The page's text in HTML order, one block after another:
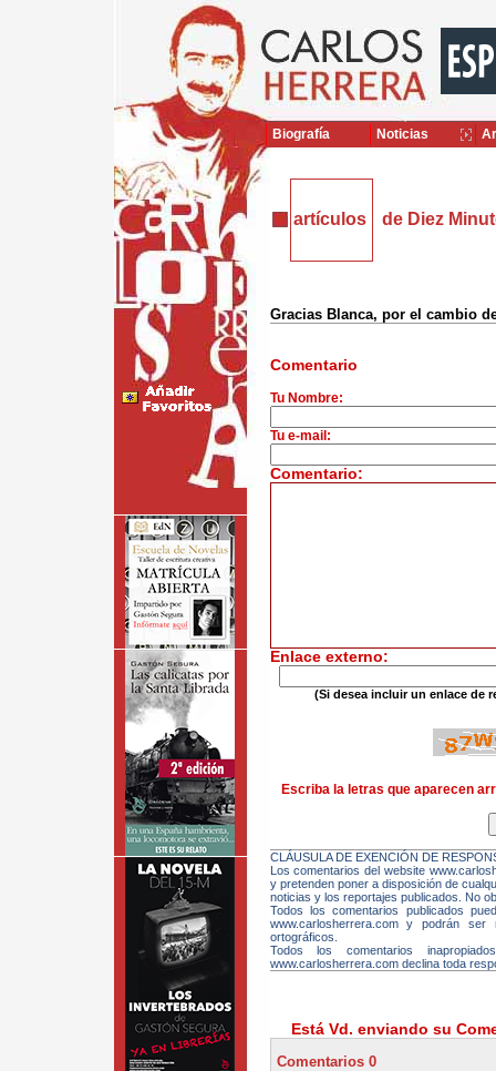
artículos de Diez
Gracias Blanca, por el cambio
Comentario
Tu Nombre:
Tu e-mail:
Comentario:
Enlace externo:
(Si desea incluir un enlace de
Escriba la letras que aparecen
CLÁUSULA DE EXENCIÓN DE
Los comentarios del website
y pretenden poner a disposición de
noticias y los reportajes publicados. No
Todos los comentarios publicados
www.carlosherrera.com y podrán
ortográficos.
Todos los comentarios
www.carlosherrera.com declina toda
Está Vd. enviando su
Comentarios 0
Biografía Noticias